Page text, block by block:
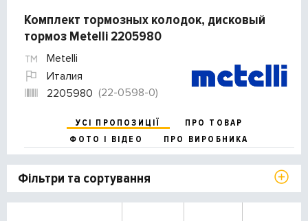
Комплект тормозных колодок, дисковый
тормоз Metelli 2205980
Metelli
Италия
2205980 (22-0598-0)
УСІ ПРОПОЗИЦІЇ
ПРО ТОВАР
ФОТО І ВІДЕО
ПРО ВИРОБНИКА
Фільтри та сортування